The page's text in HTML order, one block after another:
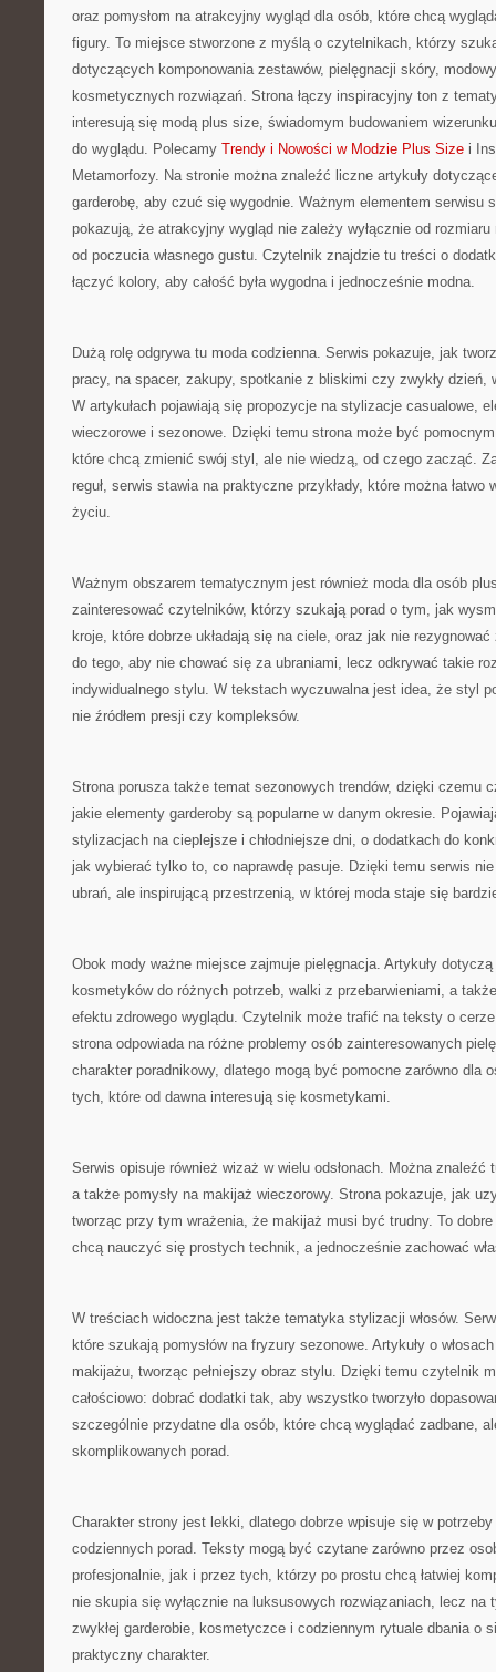
oraz pomysłom na atrakcyjny wygląd dla osób, które chcą
figury. To miejsce stworzone z myślą o czytelnikach, którzy
dotyczących komponowania zestawów, pielęgnacji skóry,
kosmetycznych rozwiązań. Strona łączy inspiracyjny ton z
interesują się modą plus size, świadomym budowaniem
do wyglądu. Polecamy Trendy i Nowości w Modzie Plus Size i
Metamorfozy. Na stronie można znaleźć liczne artykuły
garderobę, aby czuć się wygodnie. Ważnym elementem serwisu
pokazują, że atrakcyjny wygląd nie zależy wyłącznie od
od poczucia własnego gustu. Czytelnik znajdzie tu treści o
łączyć kolory, aby całość była wygodna i jednocześnie modna.
Dużą rolę odgrywa tu moda codzienna. Serwis pokazuje, jak
pracy, na spacer, zakupy, spotkanie z bliskimi czy zwykły dzień,
W artykułach pojawiają się propozycje na stylizacje casualowe,
wieczorowe i sezonowe. Dzięki temu strona może być
które chcą zmienić swój styl, ale nie wiedzą, od czego zacząć.
reguł, serwis stawia na praktyczne przykłady, które można
życiu.
Ważnym obszarem tematycznym jest również moda dla osób
zainteresować czytelników, którzy szukają porad o tym, jak
kroje, które dobrze układają się na ciele, oraz jak nie
do tego, aby nie chować się za ubraniami, lecz odkrywać takie
indywidualnego stylu. W tekstach wyczuwalna jest idea, że styl
nie źródłem presji czy kompleksów.
Strona porusza także temat sezonowych trendów, dzięki czemu
jakie elementy garderoby są popularne w danym okresie.
stylizacjach na cieplejsze i chłodniejsze dni, o dodatkach do
jak wybierać tylko to, co naprawdę pasuje. Dzięki temu serwis
ubrań, ale inspirującą przestrzenią, w której moda staje się
Obok mody ważne miejsce zajmuje pielęgnacja. Artykuły
kosmetyków do różnych potrzeb, walki z przebarwieniami, a
efektu zdrowego wyglądu. Czytelnik może trafić na teksty o
strona odpowiada na różne problemy osób zainteresowanych
charakter poradnikowy, dlatego mogą być pomocne zarówno dla
tych, które od dawna interesują się kosmetykami.
Serwis opisuje również wizaż w wielu odsłonach. Można znaleźć
a także pomysły na makijaż wieczorowy. Strona pokazuje, jak
tworząc przy tym wrażenia, że makijaż musi być trudny. To
chcą nauczyć się prostych technik, a jednocześnie zachować
W treściach widoczna jest także tematyka stylizacji włosów.
które szukają pomysłów na fryzury sezonowe. Artykuły o
makijażu, tworząc pełniejszy obraz stylu. Dzięki temu czytelnik
całościowo: dobrać dodatki tak, aby wszystko tworzyło
szczególnie przydatne dla osób, które chcą wyglądać zadbane,
skomplikowanych porad.
Charakter strony jest lekki, dlatego dobrze wpisuje się w
codziennych porad. Teksty mogą być czytane zarówno przez
profesjonalnie, jak i przez tych, którzy po prostu chcą łatwiej
nie skupia się wyłącznie na luksusowych rozwiązaniach, lecz na
zwykłej garderobie, kosmetyczce i codziennym rytuale dbania o
praktyczny charakter.